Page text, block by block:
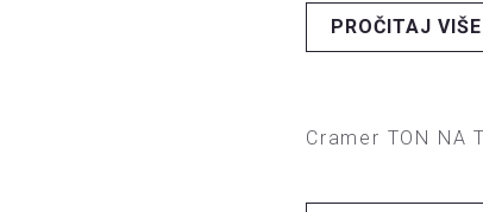
PROČITAJ VIŠE
Cramer TON NA